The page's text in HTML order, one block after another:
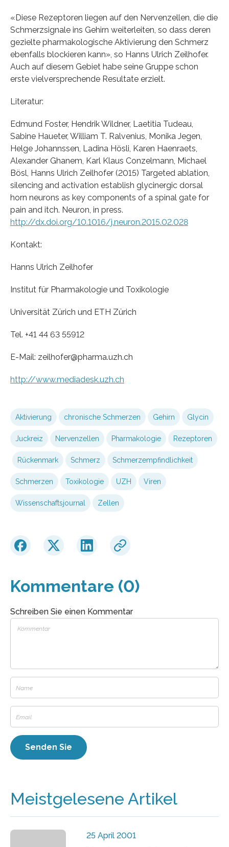
«Diese Rezeptoren liegen auf den Nervenzellen, die die
Schmerzsignale ins Gehirn weiterleiten, so dass deren
gezielte pharmakologische Aktivierung den Schmerz
ebenfalls blockieren kann», so Hanns Ulrich Zeilhofer.
Auch auf diesem Gebiet habe seine Gruppe schon
erste vielversprechende Resultate erzielt.
Literatur:
Edmund Foster, Hendrik Wildner, Laetitia Tudeau,
Sabine Haueter, William T. Ralvenius, Monika Jegen,
Helge Johannssen, Ladina Hösli, Karen Haenraets,
Alexander Ghanem, Karl Klaus Conzelmann, Michael
Bösl, Hanns Ulrich Zeilhofer (2015) Targeted ablation,
silencing and activation establish glycinergic dorsal
horn neurons as key components of a spinal gate for
pain and itch. Neuron, in press.
http://dx.doi.org/10.1016/j.neuron.2015.02.028
Kontakt:
Hanns Ulrich Zeilhofer
Institut für Pharmakologie und Toxikologie
Universität Zürich und ETH Zürich
Tel. +41 44 63 55912
E-Mail: zeilhofer@pharma.uzh.ch
http://www.mediadesk.uzh.ch
Aktivierung chronische Schmerzen Gehirn Glycin
Juckreiz Nervenzellen Pharmakologie Rezeptoren
Rückenmark Schmerz Schmerzempfindlichkeit
Schmerzen Toxikologie UZH Viren
Wissenschaftsjournal Zellen
Kommentare (0)
Schreiben Sie einen Kommentar
Meistgelesene Artikel
25 April 2001